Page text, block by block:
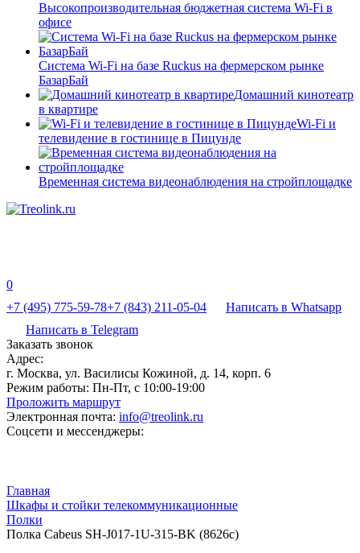
Высокопроизводительная бюджетная система Wi-Fi в
офисе
Система Wi-Fi на базе Ruckus на фермерском рынке
БазарБай
Домашний кинотеатр
в квартире
Wi-Fi и
телевидение в гостинице в Пицунде
Временная система видеонаблюдения на стройплощадке
0
+7 (495) 775-59-78+7 (843) 211-05-04
Написать в Whatsapp
Написать в Telegram
Заказать звонок
Адрес:
г. Москва, ул. Василисы Кожиной, д. 14, корп. 6
Режим работы: Пн-Пт, с 10:00-19:00
Проложить маршрут
Электронная почта: info@treolink.ru
Соцсети и мессенджеры:
Главная
Шкафы и стойки телекоммуникационные
Полки
Полка Cabeus SH-J017-1U-315-BK (8626c)